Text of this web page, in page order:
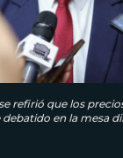
refirió que los
en la mesa